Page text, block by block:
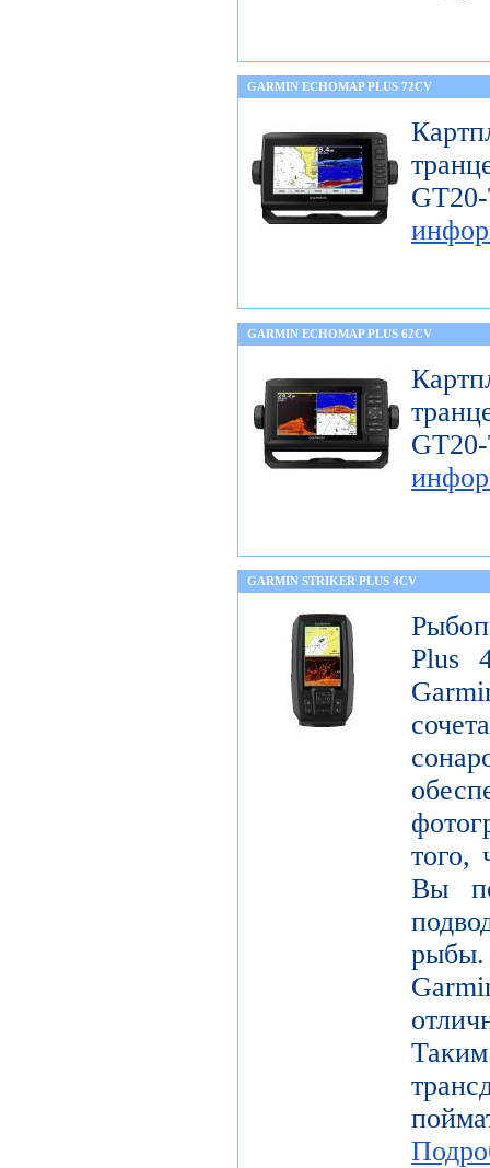
GARMIN ECHOMAP PLUS 72CV
GARMIN ECHOMAP PLUS 62CV
GARMIN STRIKER PLUS 4CV
Plus
того,
Вы